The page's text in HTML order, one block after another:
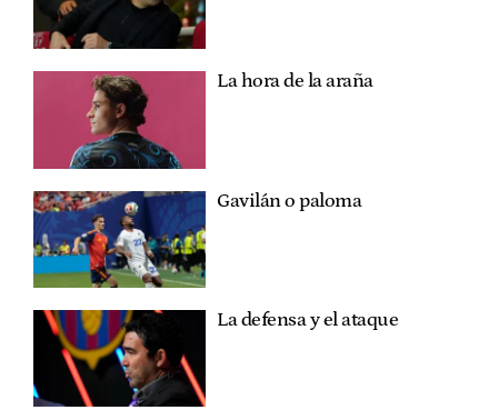
La hora de la araña
Gavilán o paloma
La defensa y el ataque